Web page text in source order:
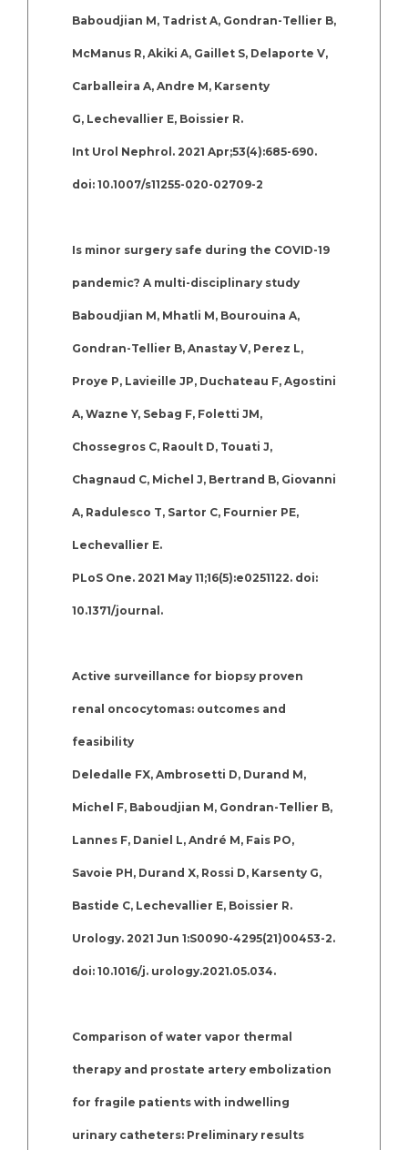
Baboudjian M, Tadrist A, Gondran-Tellier B,
McManus R, Akiki A, Gaillet S, Delaporte V,
Carballeira A, Andre M, Karsenty
G, Lechevallier E, Boissier R.
Int Urol Nephrol. 2021 Apr;53(4):685-690.
doi: 10.1007/s11255-020-02709-2
Is minor surgery safe during the COVID-19
pandemic? A multi-disciplinary study
Baboudjian M, Mhatli M, Bourouina A,
Gondran-Tellier B, Anastay V, Perez L,
Proye P, Lavieille JP, Duchateau F, Agostini
A, Wazne Y, Sebag F, Foletti JM,
Chossegros C, Raoult D, Touati J,
Chagnaud C, Michel J, Bertrand B, Giovanni
A, Radulesco T, Sartor C, Fournier PE,
Lechevallier E.
PLoS One. 2021 May 11;16(5):e0251122. doi:
10.1371/journal.
Active surveillance for biopsy proven
renal oncocytomas: outcomes and
feasibility
Deledalle FX, Ambrosetti D, Durand M,
Michel F, Baboudjian M, Gondran-Tellier B,
Lannes F, Daniel L, André M, Fais PO,
Savoie PH, Durand X, Rossi D, Karsenty G,
Bastide C, Lechevallier E, Boissier R.
Urology. 2021 Jun 1:S0090-4295(21)00453-2.
doi: 10.1016/j. urology.2021.05.034.
Comparison of water vapor thermal
therapy and prostate artery embolization
for fragile patients with indwelling
urinary catheters: Preliminary results